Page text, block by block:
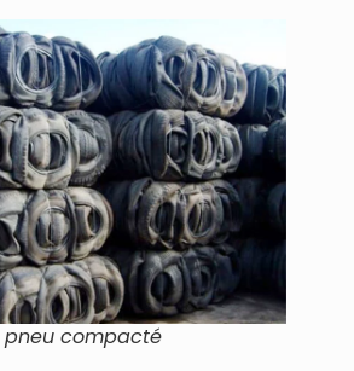
pneu compacté